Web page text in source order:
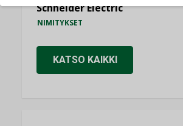
Schneider Electric
NIMITYKSET
KATSO KAIKKI